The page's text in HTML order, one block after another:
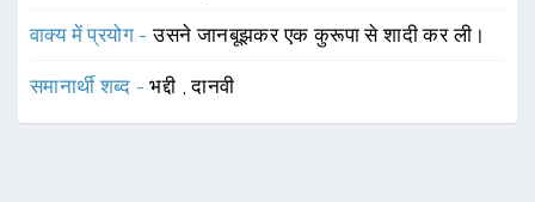
वाक्य में प्रयोग -उसने जानबूझकर एक कुरूपा से शादी कर ली।
समानार्थी शब्द -भद्दी ,दानवी